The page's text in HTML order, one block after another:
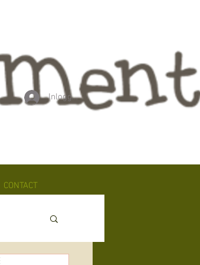
Inloggen
CONTACT